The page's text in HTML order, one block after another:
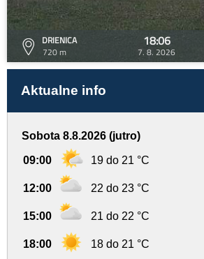
DRIENICA
720 m
18:06
7. 8. 2026
Aktualne info
Sobota 8.8.2026 (jutro)
09:00 19 do 21 °C
12:00 22 do 23 °C
15:00 21 do 22 °C
18:00 18 do 21 °C